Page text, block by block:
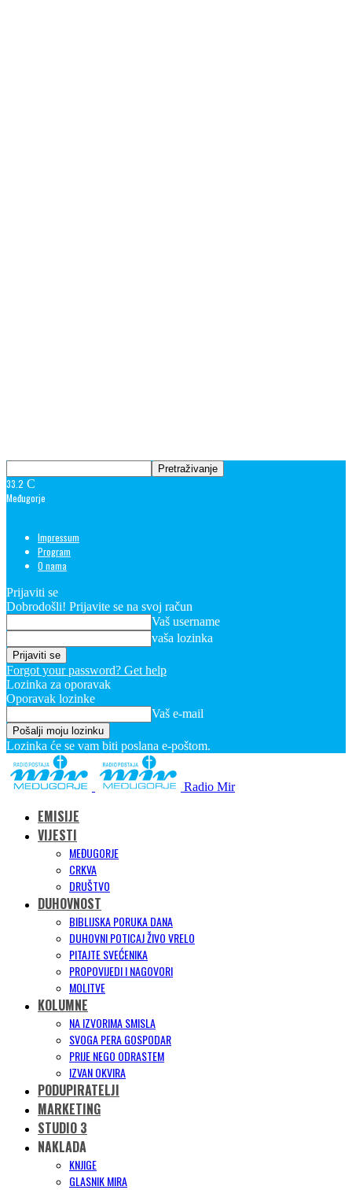
33.2 C
Međugorje
Impressum
Program
O nama
Prijaviti se
Dobrodošli! Prijavite se na svoj račun
Vaš username
vaša lozinka
Forgot your password? Get help
Lozinka za oporavak
Oporavak lozinke
Vaš e-mail
Lozinka će se vam biti poslana e-poštom.
Radio Mir
EMISIJE
VIJESTI
MEĐUGORJE
CRKVA
DRUŠTVO
DUHOVNOST
BIBLIJSKA PORUKA DANA
DUHOVNI POTICAJ ŽIVO VRELO
PITAJTE SVEĆENIKA
PROPOVIJEDI I NAGOVORI
MOLITVE
KOLUMNE
NA IZVORIMA SMISLA
SVOGA PERA GOSPODAR
PRIJE NEGO ODRASTEM
IZVAN OKVIRA
PODUPIRATELJI
MARKETING
STUDIO 3
NAKLADA
KNJIGE
GLASNIK MIRA